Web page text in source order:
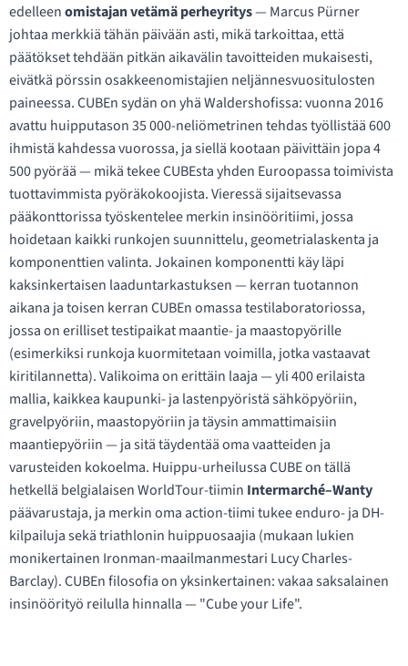
edelleenomistajan vetämä perheyritys— Marcus Pürner
johtaa merkkiä tähän päivään asti, mikä tarkoittaa, että
päätökset tehdään pitkän aikavälin tavoitteiden mukaisesti,
eivätkä pörssin osakkeenomistajien neljännesvuositulosten
paineessa. CUBEn sydän on yhä Waldershofissa: vuonna 2016
avattu huipputason 35 000-neliömetrinen tehdas työllistää 600
ihmistä kahdessa vuorossa, ja siellä kootaan päivittäin jopa 4
500 pyörää — mikä tekee CUBEsta yhden Euroopassa toimivista
tuottavimmista pyöräkokoojista. Vieressä sijaitsevassa
pääkonttorissa työskentelee merkin insinööritiimi, jossa
hoidetaan kaikki runkojen suunnittelu, geometrialaskenta ja
komponenttien valinta. Jokainen komponentti käy läpi
kaksinkertaisen laaduntarkastuksen — kerran tuotannon
aikana ja toisen kerran CUBEn omassa testilaboratoriossa,
jossa on erilliset testipaikat maantie- ja maastopyörille
(esimerkiksi runkoja kuormitetaan voimilla, jotka vastaavat
kiritilannetta). Valikoima on erittäin laaja — yli 400 erilaista
mallia, kaikkea kaupunki- ja lastenpyöristä sähköpyöriin,
gravelpyöriin, maastopyöriin ja täysin ammattimaisiin
maantiepyöriin — ja sitä täydentää oma vaatteiden ja
varusteiden kokoelma. Huippu-urheilussa CUBE on tällä
hetkellä belgialaisen WorldTour-tiimin Intermarché–Wanty
päävarustaja, ja merkin oma action-tiimi tukee enduro- ja DH-
kilpailuja sekä triathlonin huippuosaajia (mukaan lukien
monikertainen Ironman-maailmanmestari Lucy Charles-
Barclay). CUBEn filosofia on yksinkertainen: vakaa saksalainen
insinöörityö reilulla hinnalla — "Cube your Life".